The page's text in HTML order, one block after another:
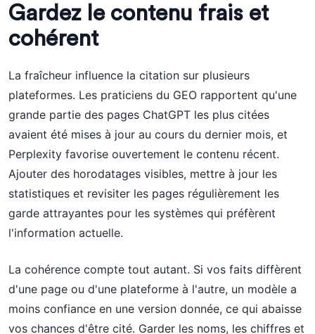
Gardez le contenu frais et
cohérent
La fraîcheur influence la citation sur plusieurs
plateformes. Les praticiens du GEO rapportent qu'une
grande partie des pages ChatGPT les plus citées
avaient été mises à jour au cours du dernier mois, et
Perplexity favorise ouvertement le contenu récent.
Ajouter des horodatages visibles, mettre à jour les
statistiques et revisiter les pages régulièrement les
garde attrayantes pour les systèmes qui préfèrent
l'information actuelle.
La cohérence compte tout autant. Si vos faits diffèrent
d'une page ou d'une plateforme à l'autre, un modèle a
moins confiance en une version donnée, ce qui abaisse
vos chances d'être cité. Garder les noms, les chiffres et